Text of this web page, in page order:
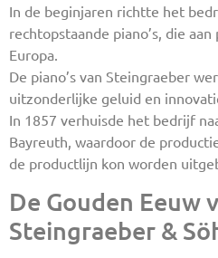
In de beginjaren richtte het
rechtopstaande piano’s, die
Europa.
De piano’s van Steingraeber
uitzonderlijke geluid en
In 1857 verhuisde het bedrijf
Bayreuth, waardoor de
de productlijn kon worden
De Gouden Eeuw
Steingraeber &